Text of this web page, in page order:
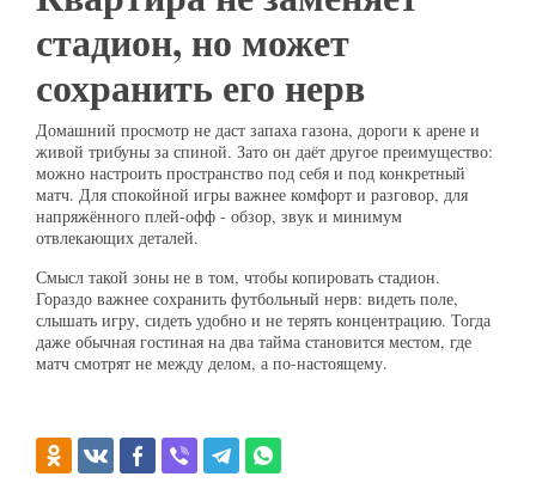
стадион, но может
сохранить его нерв
Домашний просмотр не даст запаха газона, дороги к арене и
живой трибуны за спиной. Зато он даёт другое преимущество:
можно настроить пространство под себя и под конкретный
матч. Для спокойной игры важнее комфорт и разговор, для
напряжённого плей-офф - обзор, звук и минимум
отвлекающих деталей.
Смысл такой зоны не в том, чтобы копировать стадион.
Гораздо важнее сохранить футбольный нерв: видеть поле,
слышать игру, сидеть удобно и не терять концентрацию. Тогда
даже обычная гостиная на два тайма становится местом, где
матч смотрят не между делом, а по-настоящему.